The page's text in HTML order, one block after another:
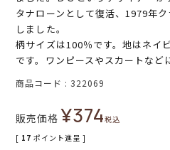
タナローンとして復活、1979年
しました。
柄サイズは100％です。地はネイ
です。ワンピースやスカートなど
商品コード 322069
販売価格 ¥374税込
[ 17 ポイント進呈 ]